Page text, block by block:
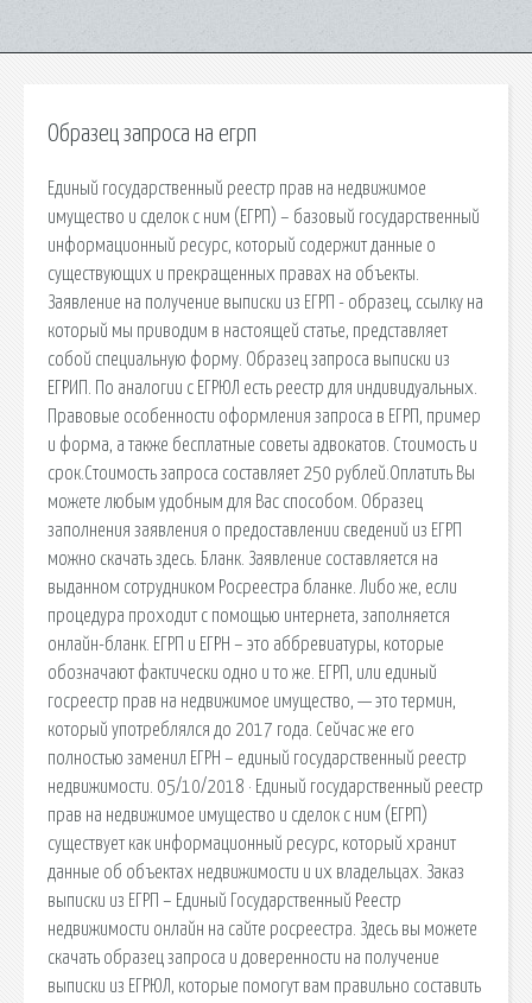
Образец запроса на егрп
Единый государственный реестр прав на недвижимое
имущество и сделок с ним (ЕГРП) – базовый государственный
информационный ресурс, который содержит данные о
существующих и прекращенных правах на объекты.
Заявление на получение выписки из ЕГРП - образец, ссылку на
который мы приводим в настоящей статье, представляет
собой специальную форму. Образец запроса выписки из
ЕГРИП. По аналогии с ЕГРЮЛ есть реестр для индивидуальных.
Правовые особенности оформления запроса в ЕГРП, пример
и форма, а также бесплатные советы адвокатов. Стоимость и
срок.Стоимость запроса составляет 250 рублей.Оплатить Вы
можете любым удобным для Вас способом. Образец
заполнения заявления о предоставлении сведений из ЕГРП
можно скачать здесь. Бланк. Заявление составляется на
выданном сотрудником Росреестра бланке. Либо же, если
процедура проходит с помощью интернета, заполняется
онлайн-бланк. ЕГРП и ЕГРН – это аббревиатуры, которые
обозначают фактически одно и то же. ЕГРП, или единый
госреестр прав на недвижимое имущество, — это термин,
который употреблялся до 2017 года. Сейчас же его
полностью заменил ЕГРН – единый государственный реестр
недвижимости. 05/10/2018 · Единый государственный реестр
прав на недвижимое имущество и сделок с ним (ЕГРП)
существует как информационный ресурс, который хранит
данные об объектах недвижимости и их владельцах. Заказ
выписки из ЕГРП – Единый Государственный Реестр
недвижимости онлайн на сайте росреестра. Здесь вы можете
скачать образец запроса и доверенности на получение
выписки из ЕГРЮЛ, которые помогут вам правильно составить